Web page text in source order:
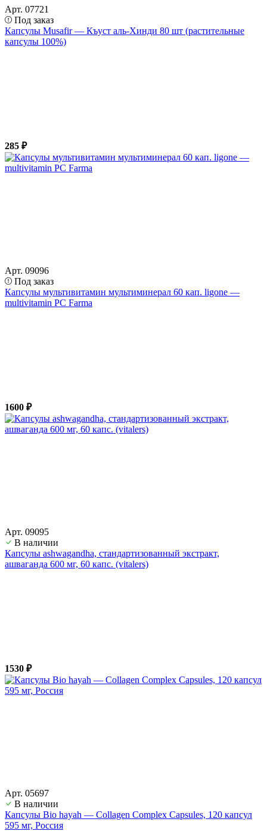
Арт. 07721
Под заказ
Капсулы Musafir — Къуст аль-Хинди 80 шт (растительные
капсулы 100%)
285 ₽
Арт. 09096
Под заказ
Капсулы мультивитамин мультиминерал 60 кап. ligone —
multivitamin PC Farma
1600 ₽
Арт. 09095
В наличии
Капсулы ashwagandha, стандартизованный экстракт,
ашвагандa 600 мг, 60 капс. (vitalers)
1530 ₽
Арт. 05697
В наличии
Капсулы Bio hayah — Collagen Complex Capsules, 120 капсул
595 мг, Россия